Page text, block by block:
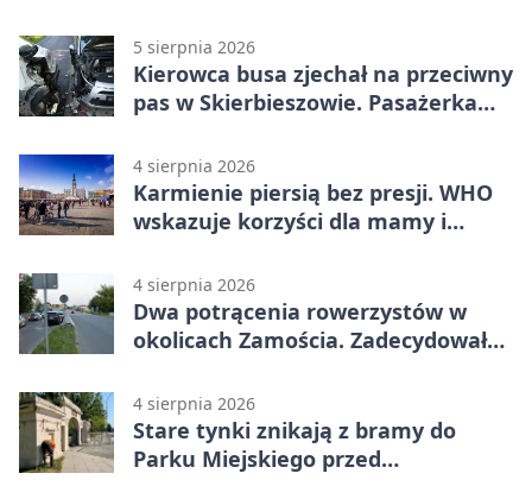
5 sierpnia 2026
Kierowca busa zjechał na przeciwny
pas w Skierbieszowie. Pasażerka
4 sierpnia 2026
Karmienie piersią bez presji. WHO
wskazuje korzyści dla mamy i
4 sierpnia 2026
Dwa potrącenia rowerzystów w
okolicach Zamościa. Zadecydowało
4 sierpnia 2026
Stare tynki znikają z bramy do
Parku Miejskiego przed